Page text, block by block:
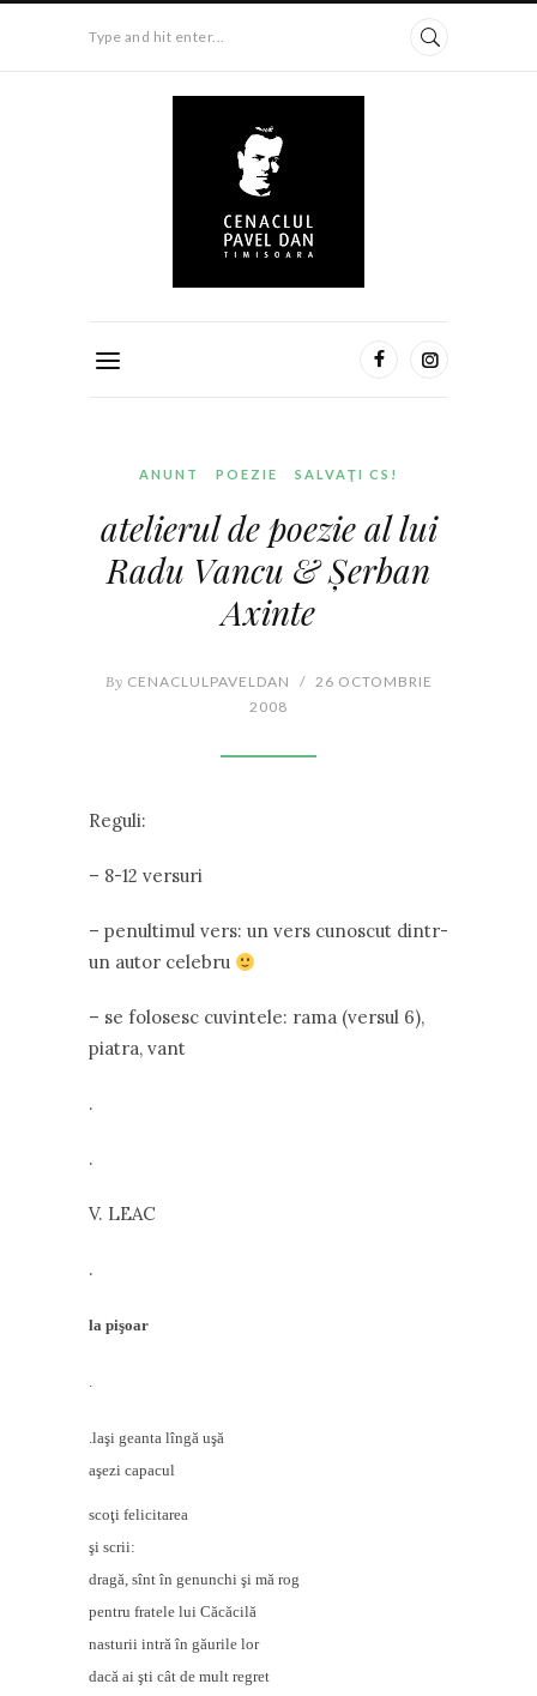
Type and hit enter...
ANUNT POEZIE SALVAŢI CS!
atelierul de poezie al lui
Radu Vancu & Şerban
Axinte
By CENACLULPAVELDAN / 26 OCTOMBRIE
2008
Reguli:
– 8-12 versuri
– penultimul vers: un vers cunoscut dintr-
un autor celebru
– se folosesc cuvintele: rama (versul 6),
piatra, vant
.
.
V. LEAC
.
la pişoar
.
.laşi geanta lîngă uşă
aşezi capacul
scoţi felicitarea
şi scrii:
dragă, sînt în genunchi şi mă rog
pentru fratele lui Căcăcilă
nasturii intră în găurile lor
dacă ai şti cât de mult regret